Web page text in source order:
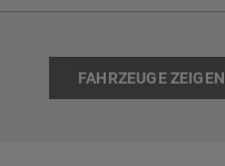
FAHRZEUGE ZEIGEN